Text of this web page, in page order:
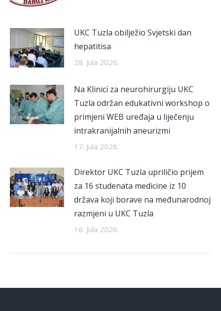
UKC Tuzla obilježio Svjetski dan
hepatitisa
28. Jula 2026.
Na Klinici za neurohirurgiju UKC
Tuzla održan edukativni workshop o
primjeni WEB uređaja u liječenju
intrakranijalnih aneurizmi
17. Jula 2026.
Direktor UKC Tuzla upriličio prijem
za 16 studenata medicine iz 10
država koji borave na međunarodnoj
razmjeni u UKC Tuzla
16. Jula 2026.